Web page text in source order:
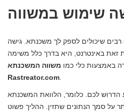
שימוש במשווה
ישנם גופים רבים שיכולים לספק לך משכנתא. גישה
זאת באינטרנט, היא בדרך כלל משימה
באמצעות כלי כמו משווה המשכנתא
Rastreator.com
לכם. כלומר, הלוואת המשכנתא
על סמך הנתונים שתזין. ההליך פשוט